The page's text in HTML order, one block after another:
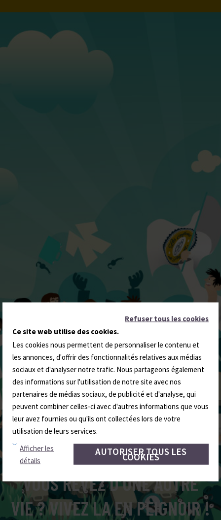
Refuser tous les cookies
Ce site web utilise des cookies.
Les cookies nous permettent de personnaliser le contenu et
les annonces, d'offrir des fonctionnalités relatives aux médias
sociaux et d'analyser notre trafic. Nous partageons également
des informations sur l'utilisation de notre site avec nos
partenaires de médias sociaux, de publicité et d'analyse, qui
peuvent combiner celles-ci avec d'autres informations que vous
leur avez fournies ou qu'ils ont collectées lors de votre
utilisation de leurs services.
AUTORISER TOUS LES
COOKIES
Afficher les
détails
VOUS RÊVEZ D’UNE AUTRE
VIE ? VIVEZ LA EN PEIGNOIR !